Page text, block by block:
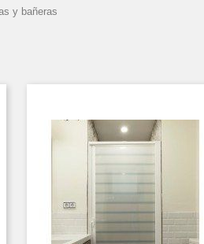
y bañeras